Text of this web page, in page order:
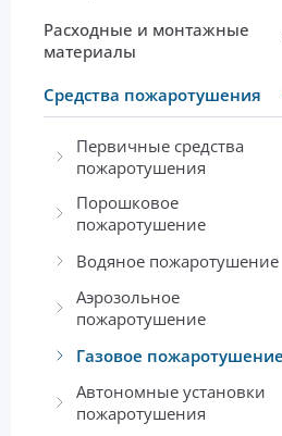
Расходные и монтажные
материалы
Средства пожаротушения
Первичные средства
пожаротушения
Порошковое
пожаротушение
Водяное пожаротушение
Аэрозольное
пожаротушение
Газовое пожаротушение
Автономные установки
пожаротушения